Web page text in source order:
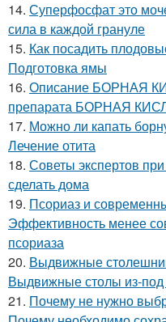
14. Суперфосфат это
сила в каждой грануле
15. Как посадить
Подготовка ямы
16. Описание БОРНАЯ
препарата БОРНАЯ
17. Можно ли капать
Лечение отита
18. Советы экспертов
сделать дома
19. Псориаз и
Эффективность менее
псориаза
20. Выдвижные
Выдвижные столы из-
21. Почему не нужно